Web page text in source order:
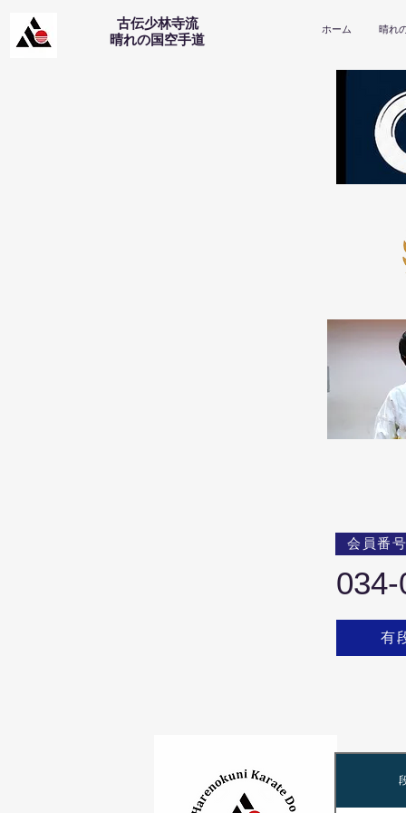
古伝少林寺流
​晴れの国空手道
ホーム 晴れ
会員番号
有